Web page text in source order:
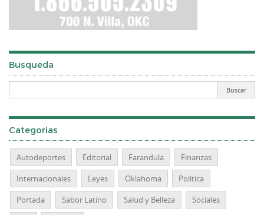
Busqueda
Categorias
Autodeportes Editorial Farandula
Finanzas
Internacionales
Leyes Oklahoma
Politica
Portada
Sabor Latino Salud y Belleza
Sociales